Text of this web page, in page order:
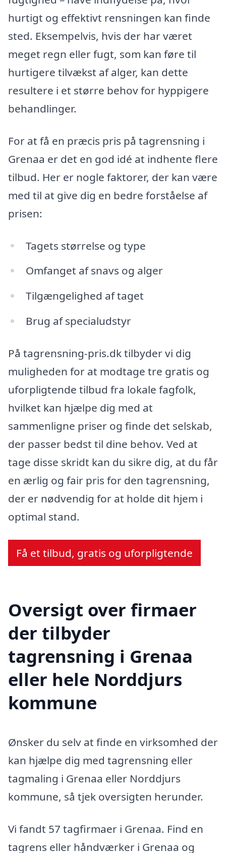
hurtigt og effektivt rensningen kan finde
sted. Eksempelvis, hvis der har været
meget regn eller fugt, som kan føre til
hurtigere tilvækst af alger, kan dette
resultere i et større behov for hyppigere
behandlinger.
For at få en præcis pris på tagrensning i
Grenaa er det en god idé at indhente flere
tilbud. Her er nogle faktorer, der kan være
med til at give dig en bedre forståelse af
prisen:
Tagets størrelse og type
Omfanget af snavs og alger
Tilgængelighed af taget
Brug af specialudstyr
På tagrensning-pris.dk tilbyder vi dig
muligheden for at modtage tre gratis og
uforpligtende tilbud fra lokale fagfolk,
hvilket kan hjælpe dig med at
sammenligne priser og finde det selskab,
der passer bedst til dine behov. Ved at
tage disse skridt kan du sikre dig, at du får
en ærlig og fair pris for den tagrensning,
der er nødvendig for at holde dit hjem i
optimal stand.
Få et tilbud, gratis og uforpligtende
Oversigt over firmaer
der tilbyder
tagrensning i Grenaa
eller hele Norddjurs
kommune
Ønsker du selv at finde en virksomhed der
kan hjælpe dig med tagrensning eller
tagmaling i Grenaa eller Norddjurs
kommune, så tjek oversigten herunder.
Vi fandt 57 tagfirmaer i Grenaa. Find en
tagrens eller håndværker i Grenaa og